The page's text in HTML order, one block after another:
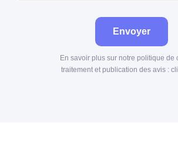
Envoyer
En savoir plus sur notre politique de
traitement et publication des avis :